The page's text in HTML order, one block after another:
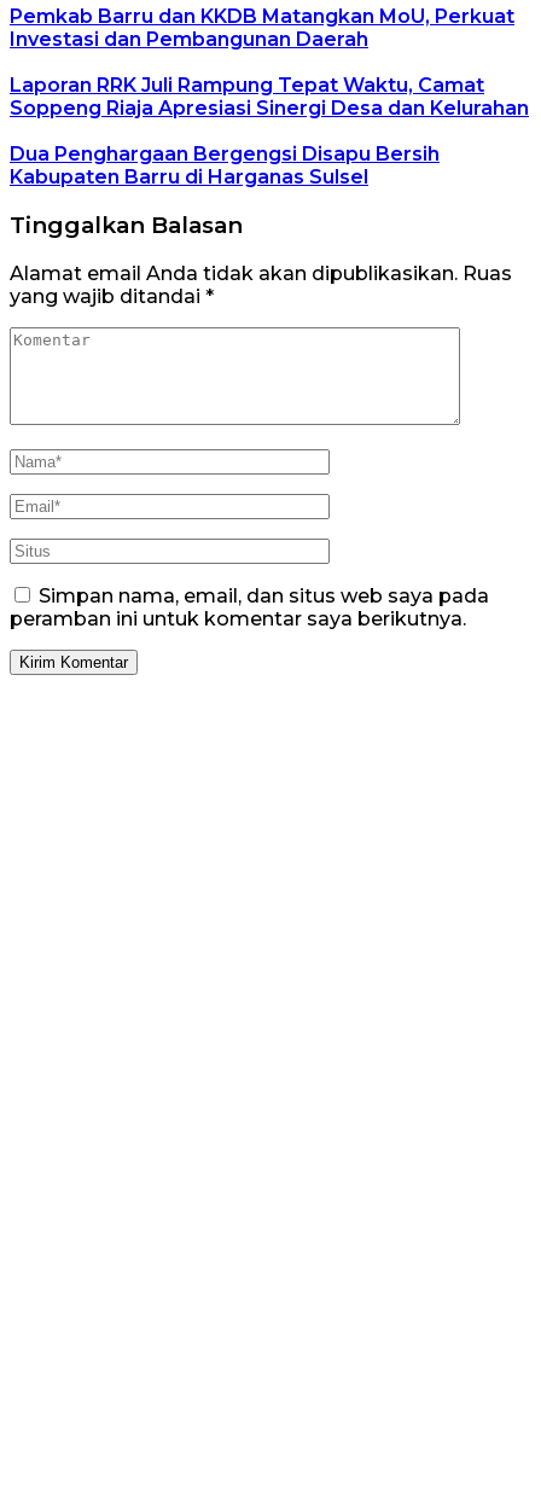
Pemkab Barru dan KKDB Matangkan MoU, Perkuat
Investasi dan Pembangunan Daerah
Laporan RRK Juli Rampung Tepat Waktu, Camat
Soppeng Riaja Apresiasi Sinergi Desa dan Kelurahan
Dua Penghargaan Bergengsi Disapu Bersih
Kabupaten Barru di Harganas Sulsel
Tinggalkan Balasan
Alamat email Anda tidak akan dipublikasikan. Ruas
yang wajib ditandai *
Simpan nama, email, dan situs web saya pada
peramban ini untuk komentar saya berikutnya.